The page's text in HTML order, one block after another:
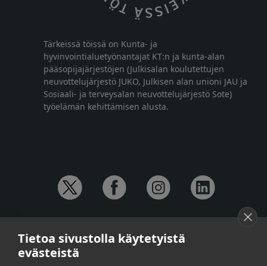
Tärkeissä töissä on Kunta- ja
hyvinvointialuetyönantajat KT:n ja kunta-alan
pääsopijajärjestöjen (Julkisalan koulutettujen
neuvottelujärjestö JUKO, Julkisen alan unioni JAU ja
Sosiaali- ja terveysalan neuvottelujärjestö Sote)
työelämän kehittämisen alusta.
Anna-Mari Jaanu, kehittämispäällikkö,
puh. +358 50 572 4620
Tietoa sivustolla käytetyistä
evästeistä